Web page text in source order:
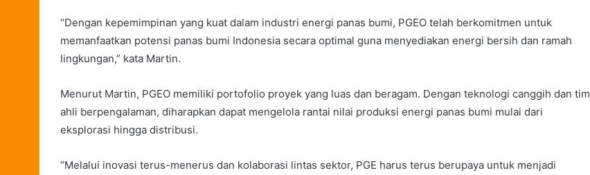
“Dengan kepemimpinan yang kuat dalam industri energi panas bumi, PGEO telah berkomitmen untuk
memanfaatkan potensi panas bumi Indonesia secara optimal guna menyediakan energi bersih dan ramah
lingkungan,” kata Martin.
Menurut Martin, PGEO memiliki portofolio proyek yang luas dan beragam. Dengan teknologi canggih dan tim
ahli berpengalaman, diharapkan dapat mengelola rantai nilai produksi energi panas bumi mulai dari
eksplorasi hingga distribusi.
“Melalui inovasi terus-menerus dan kolaborasi lintas sektor, PGE harus terus berupaya untuk menjadi